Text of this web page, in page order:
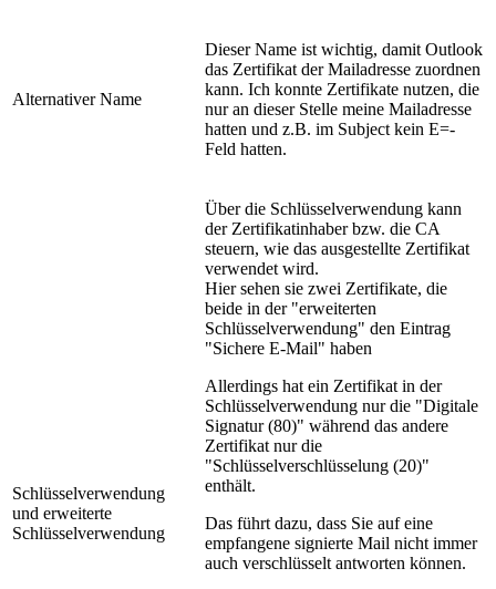
Alternativer Name
Dieser Name ist wichtig, damit Outlook
das Zertifikat der Mailadresse zuordnen
kann. Ich konnte Zertifikate nutzen, die
nur an dieser Stelle meine Mailadresse
hatten und z.B. im Subject kein E=-
Feld hatten.
Schlüsselverwendung
und erweiterte
Schlüsselverwendung
Über die Schlüsselverwendung kann
der Zertifikatinhaber bzw. die CA
steuern, wie das ausgestellte Zertifikat
verwendet wird.
Hier sehen sie zwei Zertifikate, die
beide in der "erweiterten
Schlüsselverwendung" den Eintrag
"Sichere E-Mail" haben
Allerdings hat ein Zertifikat in der
Schlüsselverwendung nur die "Digitale
Signatur (80)" während das andere
Zertifikat nur die
"Schlüsselverschlüsselung (20)"
enthält.
Das führt dazu, dass Sie auf eine
empfangene signierte Mail nicht immer
auch verschlüsselt antworten können.